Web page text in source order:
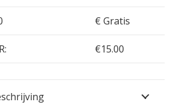
€ Gratis
€15.00